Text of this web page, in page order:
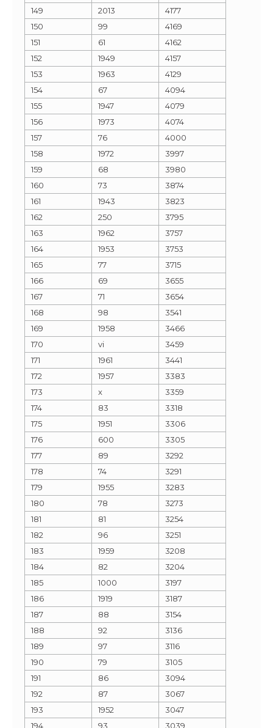
149
2013
4177
150
99
4169
151
61
4162
152
1949
4157
153
1963
4129
154
67
4094
155
1947
4079
156
1973
4074
157
76
4000
158
1972
3997
159
68
3980
160
73
3874
161
1943
3823
162
250
3795
163
1962
3757
164
1953
3753
165
77
3715
166
69
3655
167
71
3654
168
98
3541
169
1958
3466
170
vi
3459
171
1961
3441
172
1957
3383
173
x
3359
174
83
3318
175
1951
3306
176
600
3305
177
89
3292
178
74
3291
179
1955
3283
180
78
3273
181
81
3254
182
96
3251
183
1959
3208
184
82
3204
185
1000
3197
186
1919
3187
187
88
3154
188
92
3136
189
97
3116
190
79
3105
191
86
3094
192
87
3067
193
1952
3047
194
93 3039